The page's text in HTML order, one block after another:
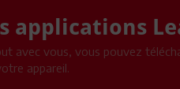
applications
avec vous, vous pouvez
appareil.